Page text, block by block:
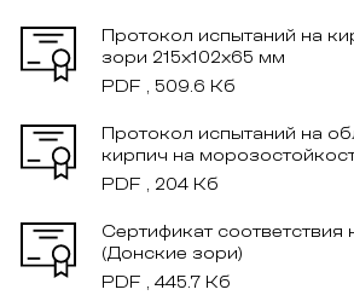
Протокол испытаний на
зори 215x102x65 мм
PDF , 509.6 Кб
Протокол испытаний на
кирпич на
PDF , 204 Кб
Сертификат соответствия
(Донские зори)
PDF , 445.7 Кб